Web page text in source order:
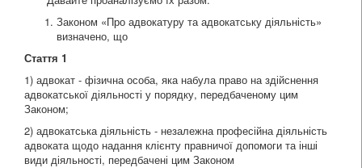
Законом «Про адвокатуру та адвокатську діяльність»
визначено, що
Стаття 1
1) адвокат - фізична особа, яка набула право на здійснення
адвокатської діяльності у порядку, передбаченому цим
Законом;
2) адвокатська діяльність - незалежна професійна діяльність
адвоката щодо надання клієнту правничої допомоги та інші
види діяльності, передбачені цим Законом